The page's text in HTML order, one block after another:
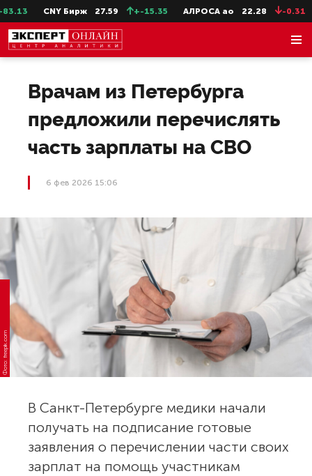
CNY Бирж 27.59 +-15.35 АЛРОСА ао 22.28 -0.31
Врачам из Петербурга
предложили перечислять
часть зарплаты на СВО
6 фев 2026 15:06
Фото: freepik.com
В Санкт-Петербурге медики начали
получать на подписание готовые
заявления о перечислении части своих
зарплат на помощь участникам